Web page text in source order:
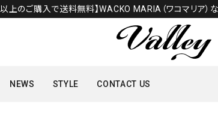
上のご購入で送料無料】WACKO MARIA（ワコマリア
NEWS STYLE CONTACT US